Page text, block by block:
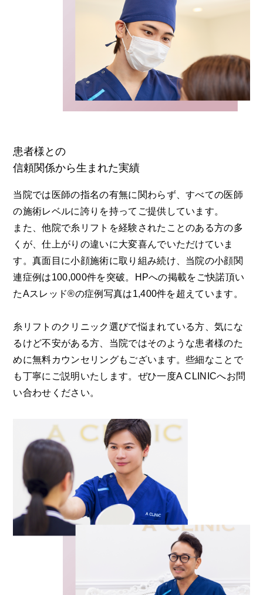
患者様との
信頼関係から生まれた実績
当院では医師の指名の有無に関わらず、すべての医師
の施術レベルに誇りを持ってご提供しています。
また、他院で糸リフトを経験されたことのある方の多
くが、仕上がりの違いに大変喜んでいただけていま
す。真面目に小顔施術に取り組み続け、当院の小顔関
連症例は100,000件を突破。HPへの掲載をご快諾頂い
たAスレッド®の症例写真は1,400件を超えています。
糸リフトのクリニック選びで悩まれている方、気にな
るけど不安がある方、当院ではそのような患者様のた
めに無料カウンセリングもございます。些細なことで
も丁寧にご説明いたします。ぜひ一度A CLINICへお問
い合わせください。